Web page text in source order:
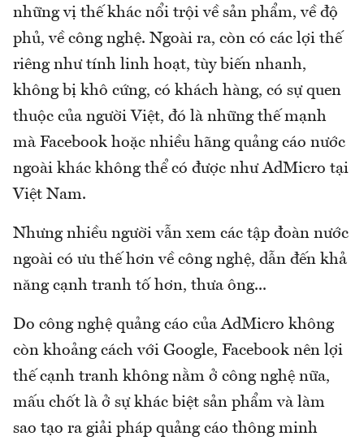
những vị thế khác nổi trội về sản phẩm, về độ
phủ, về công nghệ. Ngoài ra, còn có các lợi thế
riêng như tính linh hoạt, tùy biến nhanh,
không bị khô cứng, có khách hàng, có sự quen
thuộc của người Việt, đó là những thế mạnh
mà Facebook hoặc nhiều hãng quảng cáo nước
ngoài khác không thể có được như AdMicro tại
Việt Nam.
Nhưng nhiều người vẫn xem các tập đoàn nước
ngoài có ưu thế hơn về công nghệ, dẫn đến khả
năng cạnh tranh tố hơn, thưa ông...
Do công nghệ quảng cáo của AdMicro không
còn khoảng cách với Google, Facebook nên lợi
thế cạnh tranh không nằm ở công nghệ nữa,
mấu chốt là ở sự khác biệt sản phẩm và làm
sao tạo ra giải pháp quảng cáo thông minh